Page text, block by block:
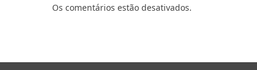
Os comentários estão desativados.